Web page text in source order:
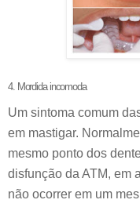
4. Mordida incomoda
Um sintoma comum
em mastigar.
mesmo ponto dos
disfunção da ATM, em
não ocorrer em um